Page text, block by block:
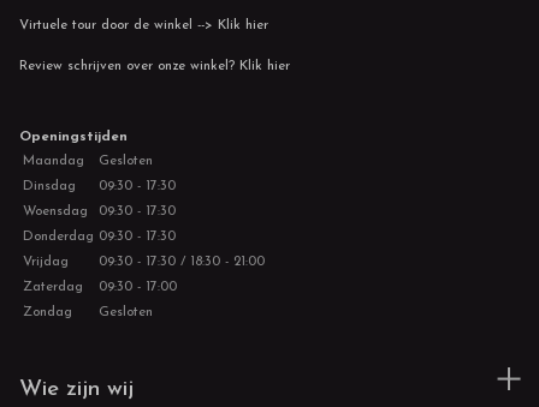
Virtuele tour door de winkel --> Klik hier
Review schrijven over onze winkel? Klik hier
Openingstijden
Maandag
Gesloten
Dinsdag
09:30 - 17:30
Woensdag
09:30 - 17:30
Donderdag 09:30 - 17:30
Vrijdag
09:30 - 17:30 / 18:30 - 21:00
Zaterdag
09:30 - 17:00
Zondag
Gesloten
Wie zijn wij